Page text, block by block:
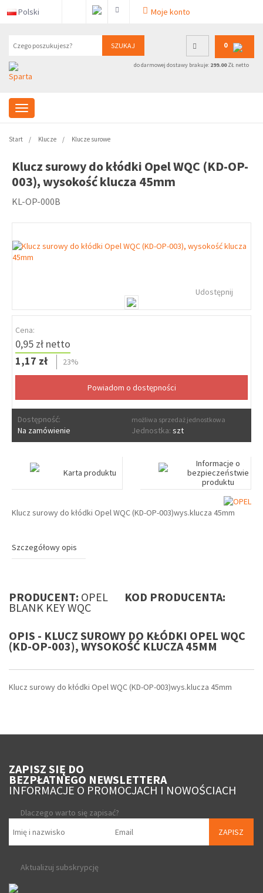
Polski Moje konto
SZUKAJ 0
do darmowej dostawy brakuje: 299.00ZŁ netto
Start Klucze Klucze surowe
Klucz surowy do kłódki Opel WQC (KD-OP-
003), wysokość klucza 45mm
KL-OP-000B
Udostępnij
Cena:
0,95 zł netto
1,17 zł
23%
Dostępność:
Na zamówienie
możliwa sprzedaż jednostkowa
Jednostka: szt
Karta produktu
Informacje o
bezpieczeństwie
produktu
Klucz surowy do kłódki Opel WQC (KD-OP-003)wys.klucza 45mm
Szczegółowy opis
PRODUCENT: OPEL KOD PRODUCENTA:
BLANK KEY WQC
OPIS - KLUCZ SUROWY DO KŁÓDKI OPEL WQC
(KD-OP-003), WYSOKOŚĆ KLUCZA 45MM
Klucz surowy do kłódki Opel WQC (KD-OP-003)wys.klucza 45mm
ZAPISZ SIĘ DO
BEZPŁATNEGO NEWSLETTERA
INFORMACJE O PROMOCJACH I NOWOŚCIACH
Dlaczego warto się zapisać?
ZAPISZ
Aktualizuj subskrypcję